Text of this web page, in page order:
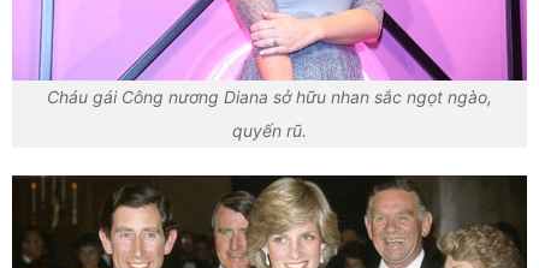
Cháu gái Công nương Diana sở hữu nhan sắc ngọt ngào,
quyến rũ.